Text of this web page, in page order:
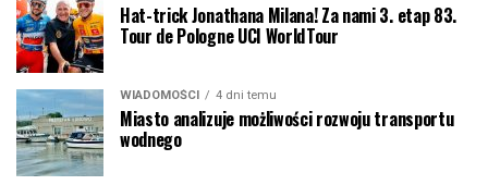
Hat-trick Jonathana Milana! Za nami 3. etap 83.
Tour de Pologne UCI WorldTour
WIADOMOŚCI 4 dni temu
Miasto analizuje możliwości rozwoju transportu
wodnego